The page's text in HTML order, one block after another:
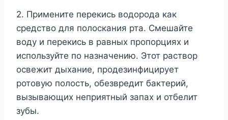
2. Примените перекись водорода как
средство для полоскания рта. Смешайте
воду и перекись в равных пропорциях и
используйте по назначению. Этот раствор
освежит дыхание, продезинфицирует
ротовую полость, обезвредит бактерий,
вызывающих неприятный запах и отбелит
зубы.